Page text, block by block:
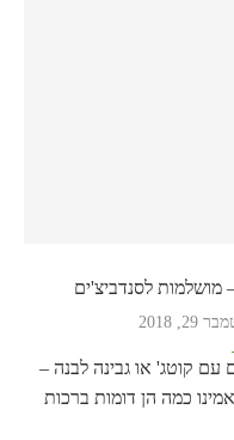
מושלמות לסנדביצ'ים
29, 2018
עם קוטג' או גבינה לבנה –
כמה הן דומות ברכות